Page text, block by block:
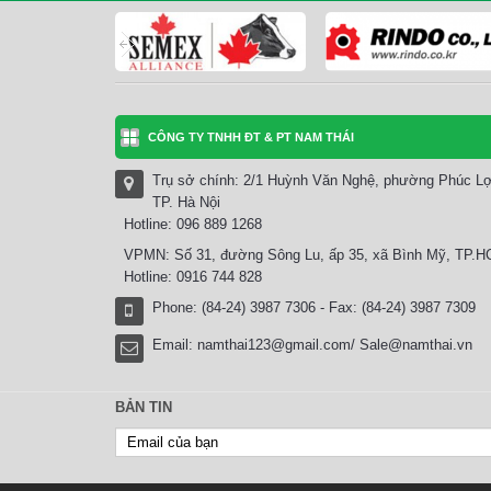
CÔNG TY TNHH ĐT & PT NAM THÁI
Trụ sở chính: 2/1 Huỳnh Văn Nghệ, phường Phúc
TP. Hà Nội
Hotline: 096 889 1268
VPMN: Số 31, đường Sông Lu, ấp 35, xã Bình Mỹ,
Hotline: 0916 744 828
Phone: (84-24) 3987 7306 - Fax: (84-24) 3987 7309
Email: namthai123@gmail.com/ Sale@namthai.vn
BẢN TIN